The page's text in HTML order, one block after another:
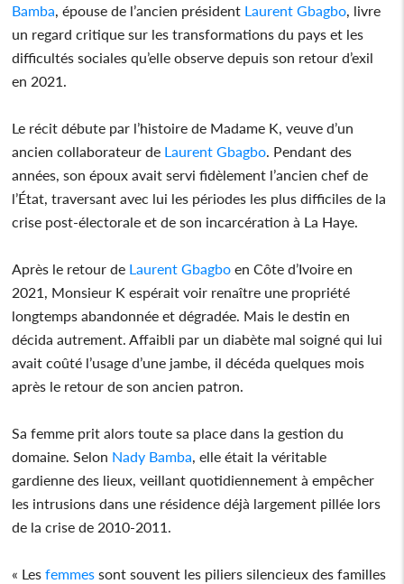
Bamba, épouse de l’ancien président Laurent Gbagbo, livre
un regard critique sur les transformations du pays et les
difficultés sociales qu’elle observe depuis son retour d’exil
en 2021.
Le récit débute par l’histoire de Madame K, veuve d’un
ancien collaborateur de Laurent Gbagbo. Pendant des
années, son époux avait servi fidèlement l’ancien chef de
l’État, traversant avec lui les périodes les plus difficiles de la
crise post-électorale et de son incarcération à La Haye.
Après le retour de Laurent Gbagbo en Côte d’Ivoire en
2021, Monsieur K espérait voir renaître une propriété
longtemps abandonnée et dégradée. Mais le destin en
décida autrement. Affaibli par un diabète mal soigné qui lui
avait coûté l’usage d’une jambe, il décéda quelques mois
après le retour de son ancien patron.
Sa femme prit alors toute sa place dans la gestion du
domaine. Selon Nady Bamba, elle était la véritable
gardienne des lieux, veillant quotidiennement à empêcher
les intrusions dans une résidence déjà largement pillée lors
de la crise de 2010-2011.
« Les femmes sont souvent les piliers silencieux des familles